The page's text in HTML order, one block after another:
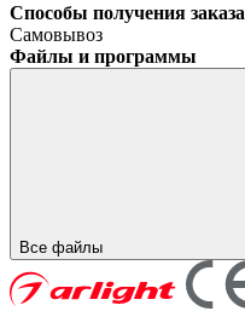
Способы получения заказа
Самовывоз
Файлы и программы
Все файлы